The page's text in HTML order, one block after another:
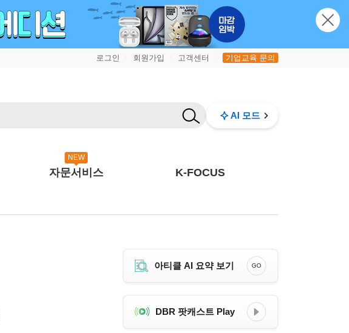
로그인 회원가입 고객센터 기업교육 문의
AI 모드
NEW
자문서비스 K-FOCUS
아티클 AI 요약 보기 GO
DBR 팟캐스트 Play